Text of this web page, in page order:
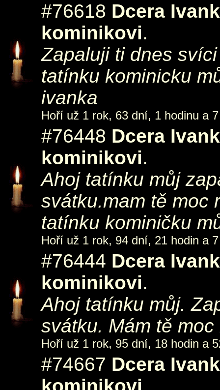
#76618 Dcera
kominikovi.
Zapaluji ti dnes
tatínku kominicku
ivanka
Hoří už 1 rok, 63 dní, 1 hodinu a
#76448 Dcera
kominikovi.
Ahoj tatínku můj
svátku.mam tě moc
tatínku kominičku
Hoří už 1 rok, 94 dní, 21 hodin a
#76444 Dcera
kominikovi.
Ahoj tatínku můj.
svátku. Mám tě moc
Hoří už 1 rok, 95 dní, 18 hodin a
#74667 Dcera